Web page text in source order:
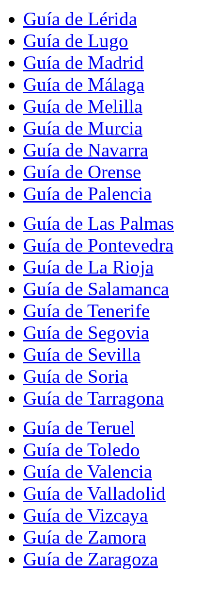
Guía de Lérida
Guía de Lugo
Guía de Madrid
Guía de Málaga
Guía de Melilla
Guía de Murcia
Guía de Navarra
Guía de Orense
Guía de Palencia
Guía de Las Palmas
Guía de Pontevedra
Guía de La Rioja
Guía de Salamanca
Guía de Tenerife
Guía de Segovia
Guía de Sevilla
Guía de Soria
Guía de Tarragona
Guía de Teruel
Guía de Toledo
Guía de Valencia
Guía de Valladolid
Guía de Vizcaya
Guía de Zamora
Guía de Zaragoza